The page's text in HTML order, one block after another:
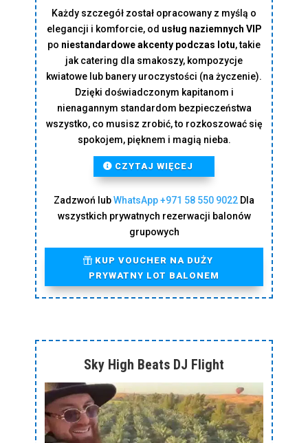
Każdy szczegół został opracowany z myślą o
elegancji i komforcie, od usług naziemnych VIP
po niestandardowe akcenty podczas lotu, takie
jak catering dla smakoszy, kompozycje
kwiatowe lub banery uroczystości (na życzenie).
Dzięki doświadczonym kapitanom i
nienagannym standardom bezpieczeństwa
wszystko, co musisz zrobić, to rozkoszować się
spokojem, pięknem i magią nieba.
CZYTAJ WIĘCEJ
Zadzwoń lubWhatsApp+971 58 550 9022 Dla
wszystkich prywatnych rezerwacji balonów
grupowych
KUP VOUCHER NA DUŻY
PRYWATNY LOT BALONEM
Sky High Beats DJ Flight